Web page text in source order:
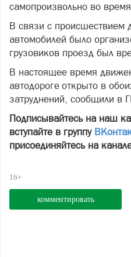
самопроизвольно во
В связи с происшествием
автомобилей было
грузовиков проезд был
В настоящее время
автодороге открыто в
затруднений, сообщили в
Подписывайтесь на наш
вступайте в группу
присоединяйтесь на
16+
комментировать